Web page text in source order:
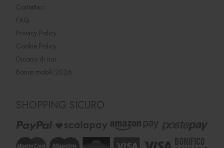
Contattaci
FAQ
Privacy Policy
Cookie Policy
Dicono di noi
Bonus mobili 2026
SHOPPING SICURO